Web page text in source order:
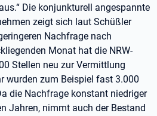
Die konjunkturell angespannte
zeigt sich laut Schüßler
Nachfrage nach
Monat hat die NRW-
Stellen neu zur Vermittlung
wurden zum Beispiel fast 3.000
die Nachfrage konstant niedriger
Jahren, nimmt auch der Bestand